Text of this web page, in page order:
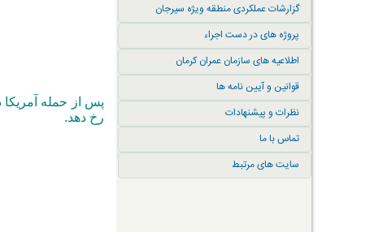
گزارشات عملکردی منطقه ویژه سیرجان
پروژه های در دست اجراء
اطلاعیه های سازمان عمران کرمان
قوانین و آیین نامه ها
نظرات و پیشنهادات
تماس با ما
سایت های مرتبط
پس از حمله
رخ دهد.